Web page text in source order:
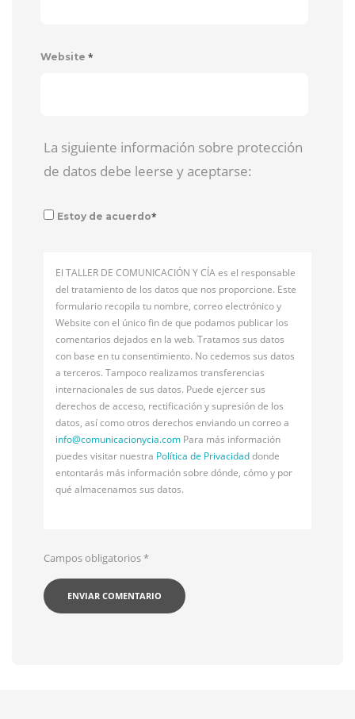
Website *
La siguiente información sobre protección
de datos debe leerse y aceptarse:
Estoy de acuerdo*
El TALLER DE COMUNICACIÓN Y CÍA es el responsable
del tratamiento de los datos que nos proporcione. Este
formulario recopila tu nombre, correo electrónico y
Website con el único fin de que podamos publicar los
comentarios dejados en la web. Tratamos sus datos
con base en tu consentimiento. No cedemos sus datos
a terceros. Tampoco realizamos transferencias
internacionales de sus datos. Puede ejercer sus
derechos de acceso, rectificación y supresión de los
datos, así como otros derechos enviando un correo a
info@comunicacionycia.com Para más información
puedes visitar nuestra Política de Privacidaddonde
entontarás más información sobre dónde, cómo y por
qué almacenamos sus datos.
Campos obligatorios*